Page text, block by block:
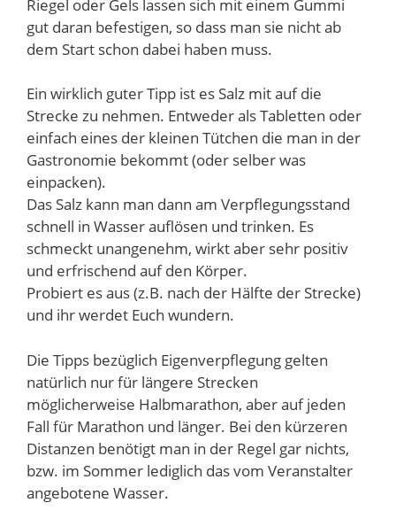
Riegel oder Gels lassen sich mit einem Gummi
gut daran befestigen, so dass man sie nicht ab
dem Start schon dabei haben muss.
Ein wirklich guter Tipp ist es Salz mit auf die
Strecke zu nehmen. Entweder als Tabletten oder
einfach eines der kleinen Tütchen die man in der
Gastronomie bekommt (oder selber was
einpacken).
Das Salz kann man dann am Verpflegungsstand
schnell in Wasser auflösen und trinken. Es
schmeckt unangenehm, wirkt aber sehr positiv
und erfrischend auf den Körper.
Probiert es aus (z.B. nach der Hälfte der Strecke)
und ihr werdet Euch wundern.
Die Tipps bezüglich Eigenverpflegung gelten
natürlich nur für längere Strecken
möglicherweise Halbmarathon, aber auf jeden
Fall für Marathon und länger. Bei den kürzeren
Distanzen benötigt man in der Regel gar nichts,
bzw. im Sommer lediglich das vom Veranstalter
angebotene Wasser.